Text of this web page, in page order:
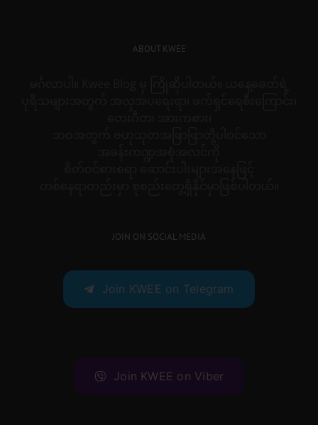
ABOUT KWEE
JOIN ON SOCIAL MEDIA
Join KWEE on Telegram
Join KWEE on Viber